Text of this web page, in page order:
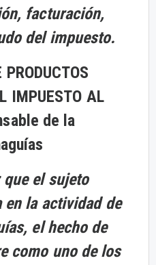
facturación,
del impuesto.
IMPUESTO AL
de la
que el sujeto
la actividad de
el hecho de
como uno de los